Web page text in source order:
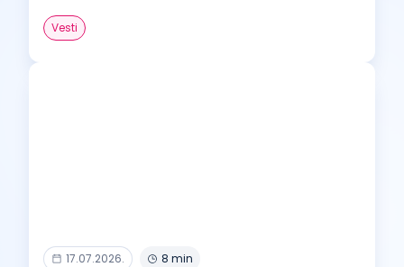
Vesti
17.07.2026. 8 min